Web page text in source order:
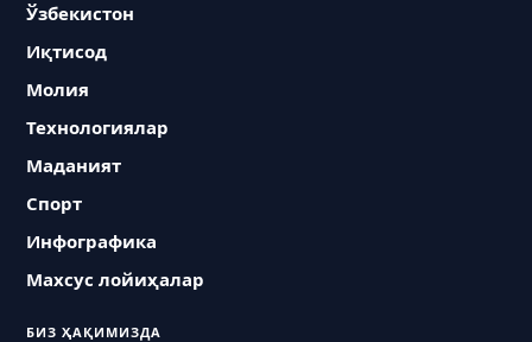
Ўзбекистон
Иқтисод
Молия
Технологиялар
Маданият
Спорт
Инфографика
Махсус лойиҳалар
БИЗ ҲАҚИМИЗДА